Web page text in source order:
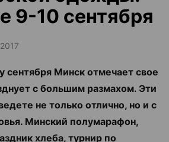
9-10 сентября
сентября Минск отмечает свое
с большим размахом. Эти
не только отлично, но и с
Минский полумарафон,
хлеба, турнир по